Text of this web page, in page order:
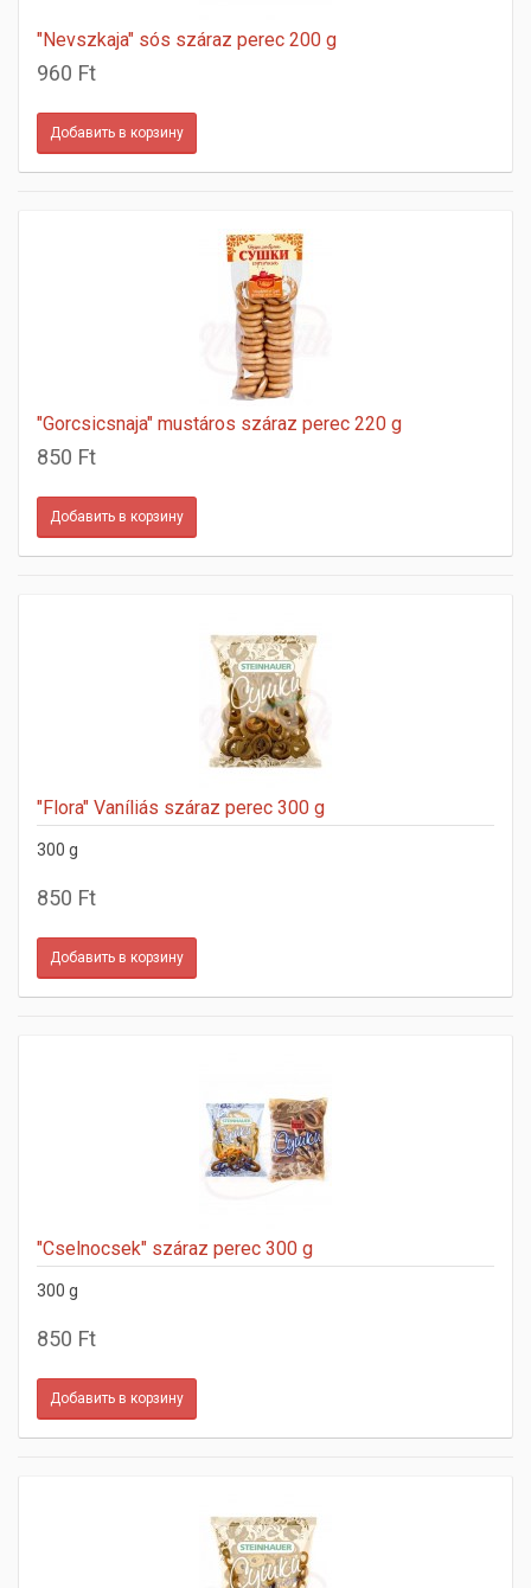
"Nevszkaja" sós száraz perec 200 g
960 Ft
"Gorcsicsnaja" mustáros száraz perec 220 g
850 Ft
"Flora" Vaníliás száraz perec 300 g
300 g
850 Ft
"Cselnocsek" száraz perec 300 g
300 g
850 Ft